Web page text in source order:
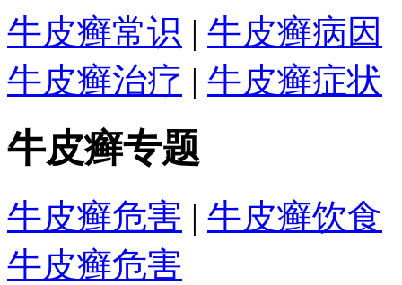
牛皮癣常识 | 牛皮癣病因
牛皮癣治疗 | 牛皮癣症状
牛皮癣专题
牛皮癣危害 | 牛皮癣饮食
牛皮癣危害